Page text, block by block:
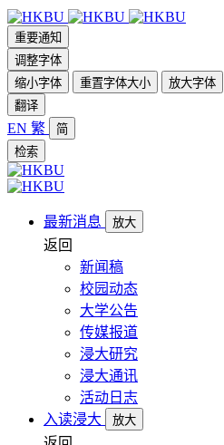
重要通知
调整字体
缩小字体
重置字体大小
放大字体
翻译
EN 繁
简
检索
最新消息 放大
返回
新闻稿
校园动态
大学公告
传媒报道
浸大研究
浸大通讯
活动日志
入读浸大
放大